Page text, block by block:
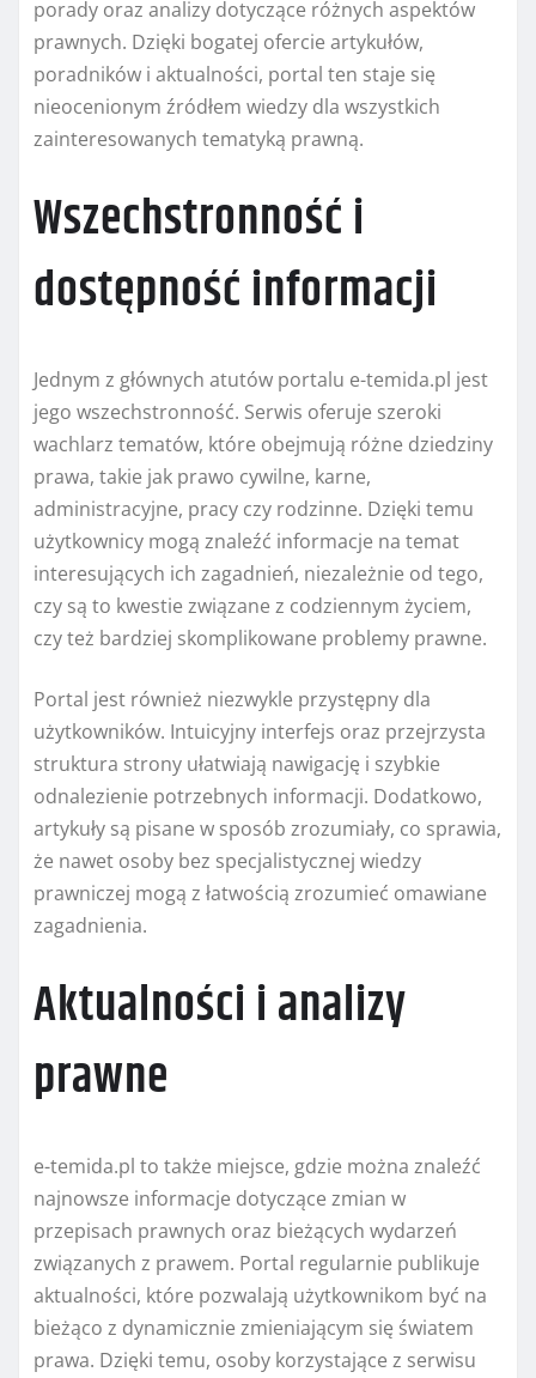
porady oraz analizy dotyczące różnych aspektów
prawnych. Dzięki bogatej ofercie artykułów,
poradników i aktualności, portal ten staje się
nieocenionym źródłem wiedzy dla wszystkich
zainteresowanych tematyką prawną.
Wszechstronność i
dostępność informacji
Jednym z głównych atutów portalu e-temida.pl jest
jego wszechstronność. Serwis oferuje szeroki
wachlarz tematów, które obejmują różne dziedziny
prawa, takie jak prawo cywilne, karne,
administracyjne, pracy czy rodzinne. Dzięki temu
użytkownicy mogą znaleźć informacje na temat
interesujących ich zagadnień, niezależnie od tego,
czy są to kwestie związane z codziennym życiem,
czy też bardziej skomplikowane problemy prawne.
Portal jest również niezwykle przystępny dla
użytkowników. Intuicyjny interfejs oraz przejrzysta
struktura strony ułatwiają nawigację i szybkie
odnalezienie potrzebnych informacji. Dodatkowo,
artykuły są pisane w sposób zrozumiały, co sprawia,
że nawet osoby bez specjalistycznej wiedzy
prawniczej mogą z łatwością zrozumieć omawiane
zagadnienia.
Aktualności i analizy
prawne
e-temida.pl to także miejsce, gdzie można znaleźć
najnowsze informacje dotyczące zmian w
przepisach prawnych oraz bieżących wydarzeń
związanych z prawem. Portal regularnie publikuje
aktualności, które pozwalają użytkownikom być na
bieżąco z dynamicznie zmieniającym się światem
prawa. Dzięki temu, osoby korzystające z serwisu